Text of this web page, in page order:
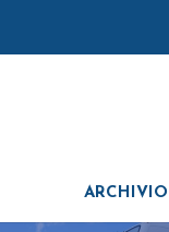
ARCHIVIO